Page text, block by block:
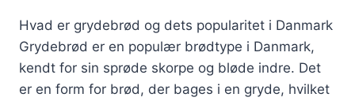
Hvad er grydebrød og dets popularitet i Danmark
Grydebrød er en populær brødtype i Danmark,
kendt for sin sprøde skorpe og bløde indre. Det
er en form for brød, der bages i en gryde, hvilket